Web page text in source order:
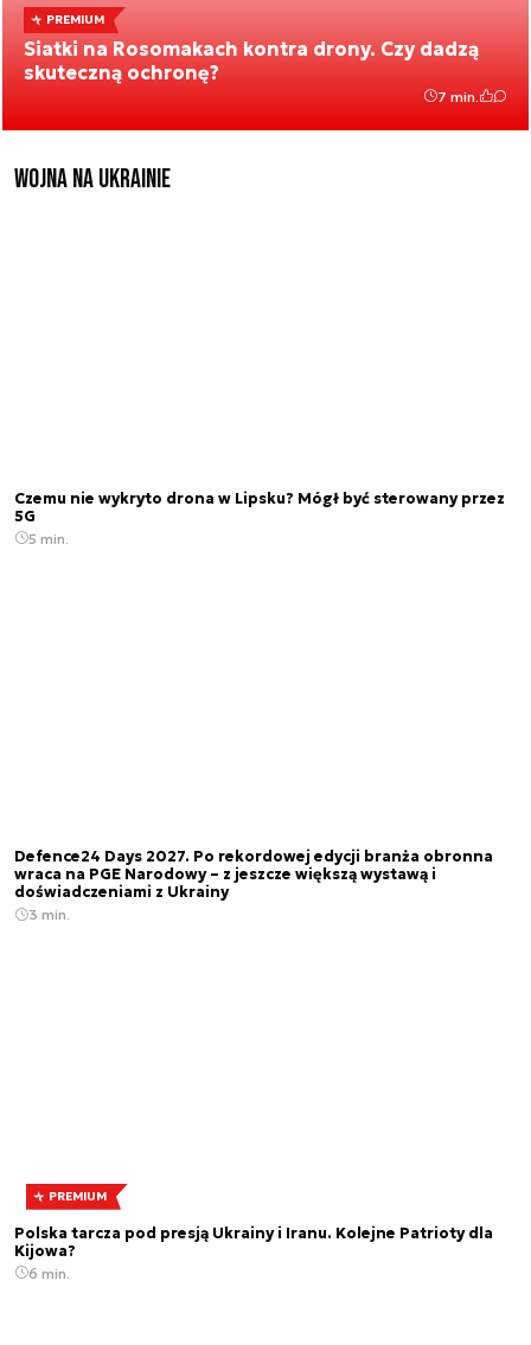
PREMIUM
Siatki na Rosomakach kontra drony. Czy dadzą
skuteczną ochronę?
7 min.
Wojna na Ukrainie
Czemu nie wykryto drona w Lipsku? Mógł być sterowany przez
5G
5 min.
Defence24 Days 2027. Po rekordowej edycji branża obronna
wraca na PGE Narodowy – z jeszcze większą wystawą i
doświadczeniami z Ukrainy
3 min.
PREMIUM
Polska tarcza pod presją Ukrainy i Iranu. Kolejne Patrioty dla
Kijowa?
6 min.